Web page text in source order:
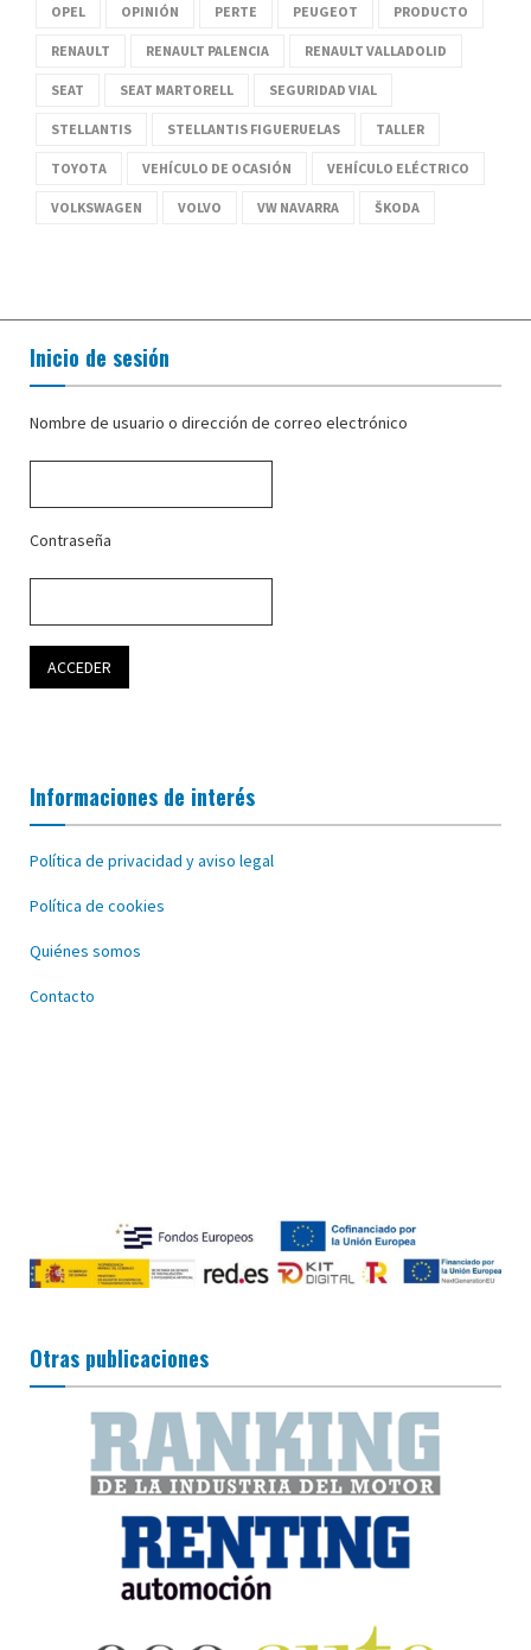
OPEL OPINIÓN PERTE PEUGEOT PRODUCTO
RENAULT RENAULT PALENCIA RENAULT VALLADOLID
SEAT SEAT MARTORELL SEGURIDAD VIAL
STELLANTIS STELLANTIS FIGUERUELAS TALLER
TOYOTA VEHÍCULO DE OCASIÓN VEHÍCULO ELÉCTRICO
VOLKSWAGEN VOLVO VW NAVARRA ŠKODA
Inicio de sesión
Nombre de usuario o dirección de correo electrónico
Contraseña
Informaciones de interés
Política de privacidad y aviso legal
Política de cookies
Quiénes somos
Contacto
Otras publicaciones